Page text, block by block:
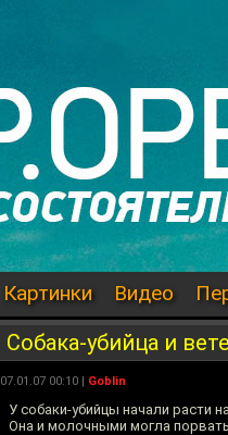
Картинки Видео
Собака-убийца и
07.01.07 00:10 | Goblin
У собаки-убийцы начали расти
Она и молочными могла